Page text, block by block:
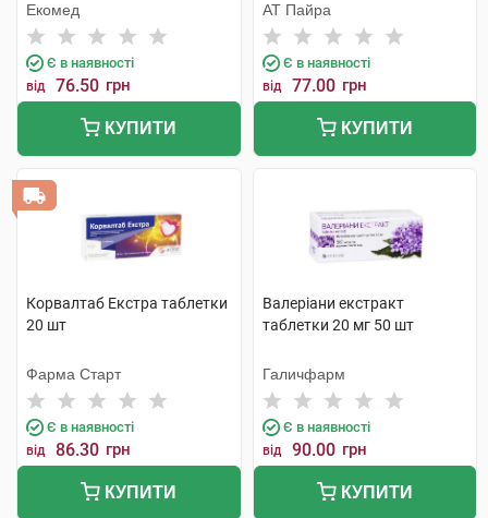
Екомед
Є в наявності
від 76.50 грн
КУПИТИ
АТ Пайра
Є в наявності
від 77.00 грн
КУПИТИ
Корвалтаб Екстра таблетки
20 шт
Фарма Старт
Є в наявності
від 86.30 грн
КУПИТИ
Валеріани екстракт
таблетки 20 мг 50 шт
Галичфарм
Є в наявності
від 90.00 грн
КУПИТИ